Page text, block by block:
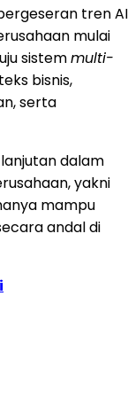
tren AI
mulai
sistemmulti-
bisnis,
serta
lanjutan dalam
yakni
mampu
andal di